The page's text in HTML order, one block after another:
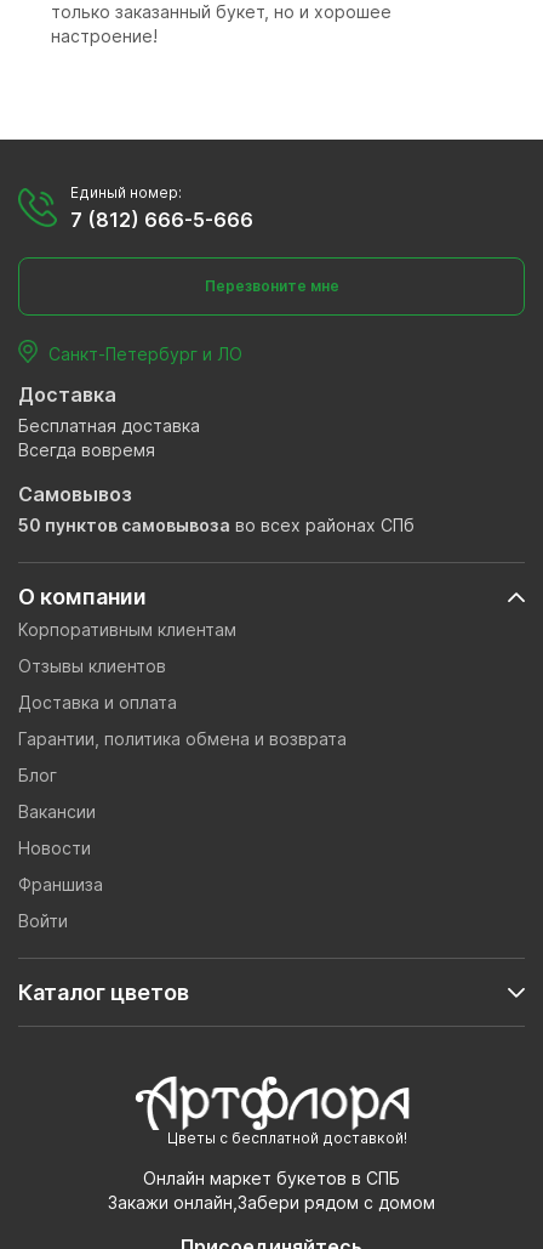
только заказанный букет, но и хорошее
настроение!
Цветы с бесплатной доставкой!
Онлайн маркет букетов в СПБ
Закажи онлайн,Забери рядом с домом
О компании
Корпоративным клиентам
Отзывы клиентов
Доставка и оплата
Гарантии, политика обмена и возврата
Блог
Вакансии
Новости
Франшиза
Войти
Каталог цветов
Единый номер:
7 (812) 666-5-666
Перезвоните мне
Санкт-Петербург и ЛО
Доставка
Бесплатная доставка
Всегда вовремя
Самовывоз
50 пунктов самовывоза во всех районах СПб